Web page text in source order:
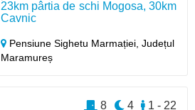
23km pârtia de schi Mogosa, 30km
Cavnic
Pensiune Sighetu Marmației,Județul
Maramureș
1 - 22
4
8